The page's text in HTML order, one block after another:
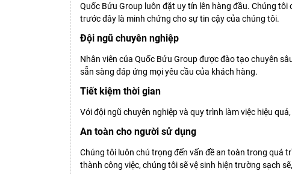
Quốc Bửu Group luôn đặt uy tín lên hàng đầu. Chúng
trước đây là minh chứng cho sự tin cậy của chúng tôi.
Đội ngũ chuyên nghiệp
Nhân viên của Quốc Bửu Group được đào tạo chuyên
sẵn sàng đáp ứng mọi yêu cầu của khách hàng.
Tiết kiệm thời gian
Với đội ngũ chuyên nghiệp và quy trình làm việc hiệu
An toàn cho người sử dụng
Chúng tôi luôn chú trọng đến vấn đề an toàn trong quá
thành công việc, chúng tôi sẽ vệ sinh hiện trường sạch